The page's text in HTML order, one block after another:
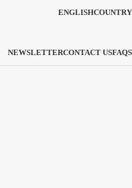
ENGLISHCOUNTRY
NEWSLETTERCONTACT USFAQS